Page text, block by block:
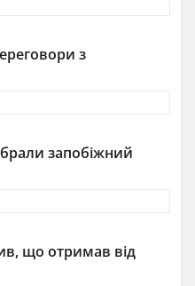
з
запобіжний
що отримав від